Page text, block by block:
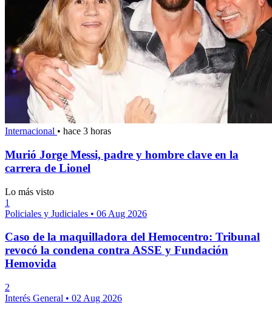
Internacional • hace 3 horas
Murió Jorge Messi, padre y hombre clave en la
carrera de Lionel
Lo más visto
1
Policiales y Judiciales • 06 Aug 2026
Caso de la maquilladora del Hemocentro: Tribunal
revocó la condena contra ASSE y Fundación
Hemovida
2
Interés General • 02 Aug 2026